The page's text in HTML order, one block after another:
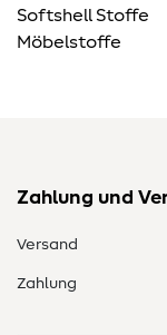
Softshell Stoffe
Möbelstoffe
Zahlung und
Versand
Zahlung